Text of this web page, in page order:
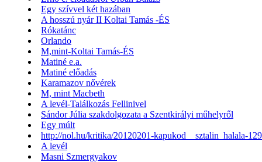
Egy szívvel két hazában
A hosszú nyár II Koltai Tamás -ÉS
Rókatánc
Orlando
M,mint-Koltai Tamás-ÉS
Matiné e.a.
Matiné előadás
Karamazov nővérek
M, mint Macbeth
A levél-Találkozás Fellinivel
Sándor Júlia szakdolgozata a Szentkirályi műhelyről
Egy múlt
http://nol.hu/kritika/20120201-kapukod__sztalin_halala-
A levél
Masni Szmergyakov